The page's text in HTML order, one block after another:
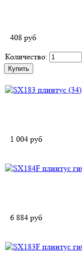
408 руб
Количество:
1 004 руб
6 884 руб